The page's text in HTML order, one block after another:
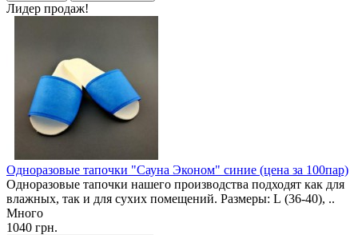
Лидер продаж!
Одноразовые тапочки "Сауна Эконом" синие (цена за 100пар)
Одноразовые тапочки нашего производства подходят как для
влажных, так и для сухих помещений. Размеры: L (36-40), ..
Много
1040 грн.